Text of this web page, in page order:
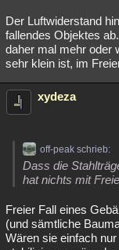
Der Luftwiderstand
fallendes Objektes
daher mal mehr oder
sehr klein ist, im
xydeza
off-peak schrieb:
Dass die
hat nichts mit
Freier Fall eines
(und sämtliche
Wären sie einfach